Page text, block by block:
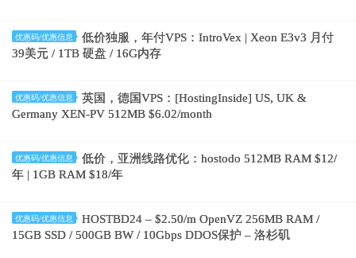
优惠码/优惠信息
低价独服，年付VPS：IntroVex | Xeon E3v3 月付
39美元 / 1TB 硬盘 / 16G内存
优惠码/优惠信息
英国，德国VPS：[HostingInside] US, UK &
Germany XEN-PV 512MB $6.02/month
优惠码/优惠信息
低价，亚洲线路优化：hostodo 512MB RAM $12/
年 | 1GB RAM $18/年
优惠码/优惠信息
HOSTBD24 – $2.50/m OpenVZ 256MB RAM /
15GB SSD / 500GB BW / 10Gbps DDOS保护 – 洛杉矶